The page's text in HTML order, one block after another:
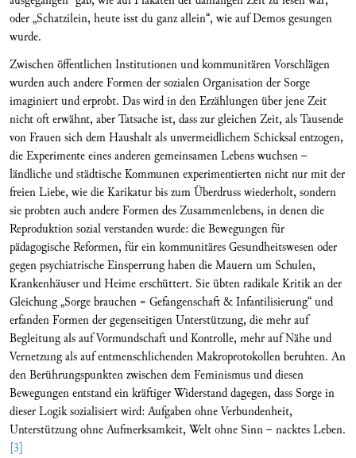
oder „Schatzilein, heute isst du ganz allein“, wie auf Demos gesungen
wurde.
Zwischen öffentlichen Institutionen und kommunitären Vorschlägen
wurden auch andere Formen der sozialen Organisation der Sorge
imaginiert und erprobt. Das wird in den Erzählungen über jene Zeit
nicht oft erwähnt, aber Tatsache ist, dass zur gleichen Zeit, als Tausende
von Frauen sich dem Haushalt als unvermeidlichem Schicksal entzogen,
die Experimente eines anderen gemeinsamen Lebens wuchsen –
ländliche und städtische Kommunen experimentierten nicht nur mit der
freien Liebe, wie die Karikatur bis zum Überdruss wiederholt, sondern
sie probten auch andere Formen des Zusammenlebens, in denen die
Reproduktion sozial verstanden wurde: die Bewegungen für
pädagogische Reformen, für ein kommunitäres Gesundheitswesen oder
gegen psychiatrische Einsperrung haben die Mauern um Schulen,
Krankenhäuser und Heime erschüttert. Sie übten radikale Kritik an der
Gleichung „Sorge brauchen = Gefangenschaft & Infantilisierung“ und
erfanden Formen der gegenseitigen Unterstützung, die mehr auf
Begleitung als auf Vormundschaft und Kontrolle, mehr auf Nähe und
Vernetzung als auf entmenschlichenden Makroprotokollen beruhten. An
den Berührungspunkten zwischen dem Feminismus und diesen
Bewegungen entstand ein kräftiger Widerstand dagegen, dass Sorge in
dieser Logik sozialisiert wird: Aufgaben ohne Verbundenheit,
Unterstützung ohne Aufmerksamkeit, Welt ohne Sinn – nacktes Leben.
[3]